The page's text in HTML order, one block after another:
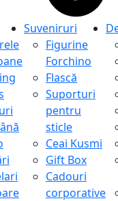
Suveniruri
Figurine
Forchino
Flască
Suporturi
pentru
sticle
Ceai Kusmi
Gift Box
Cadouri
corporative